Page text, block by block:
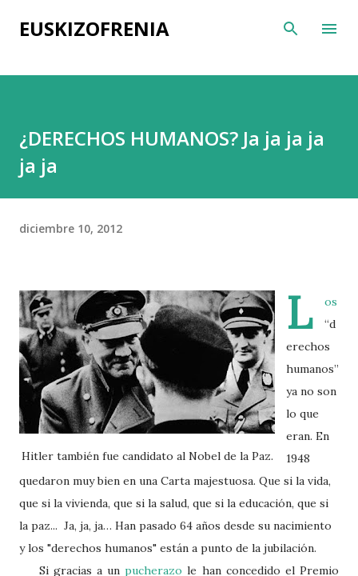
Ir al contenido principal
EUSKIZOFRENIA
¿DERECHOS HUMANOS? Ja ja ja ja
ja ja
diciembre 10, 2012
Hitler también fue candidato al Nobel de la Paz.
L
os
“d
erechos
humanos”
ya no son
lo que
eran. En
1948
quedaron muy bien en una Carta majestuosa. Que si la vida,
que si la vivienda, que si la salud, que si la educación, que si
la paz... Ja, ja, ja… Han pasado 64 años desde su nacimiento
y los "derechos humanos" están a punto de la jubilación.
Si gracias a unpucherazo le han concedido el Premio